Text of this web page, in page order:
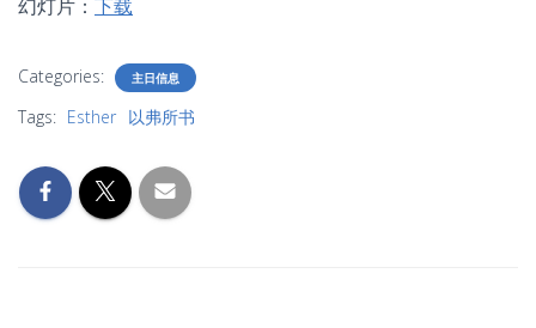
幻灯片： 下载
Categories: 主日信息
Tags: Esther 以弗所书